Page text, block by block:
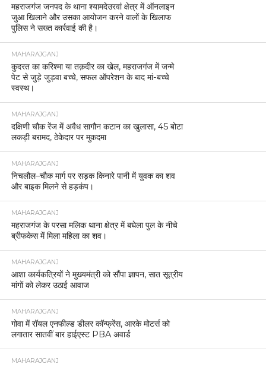
महराजगंज जनपद के थाना श्यामदेउरवां क्षेत्र में ऑनलाइन
जुआ खिलाने और उसका आयोजन करने वालों के खिलाफ
पुलिस ने सख्त कार्रवाई की है।
MAHARAJGANJ
कुदरत का करिश्मा या तक़दीर का खेल, महराजगंज में जन्मे
पेट से जुड़े जुड़वा बच्चे, सफल ऑपरेशन के बाद मां-बच्चे
स्वस्थ।
MAHARAJGANJ
दक्षिणी चौक रेंज में अवैध सागौन कटान का खुलासा, 45 बोटा
लकड़ी बरामद, ठेकेदार पर मुकदमा
MAHARAJGANJ
निचलौल–चौक मार्ग पर सड़क किनारे पानी में युवक का शव
और बाइक मिलने से हड़कंप।
MAHARAJGANJ
महराजगंज के परसा मलिक थाना क्षेत्र में बघेला पुल के नीचे
ब्रीफकेस में मिला महिला का शव।
MAHARAJGANJ
आशा कार्यकत्रियों ने मुख्यमंत्री को सौंपा ज्ञापन, सात सूत्रीय
मांगों को लेकर उठाई आवाज
MAHARAJGANJ
गोवा में रॉयल एनफील्ड डीलर कॉन्फ्रेंस, आरके मोटर्स को
लगातार सातवीं बार हाईएस्ट PBA अवार्ड
MAHARAJGANJ